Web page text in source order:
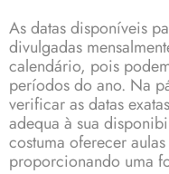
As datas disponíveis
divulgadas
calendário, pois
períodos do ano. Na
verificar as datas
adequa à sua
costuma oferecer
proporcionando uma